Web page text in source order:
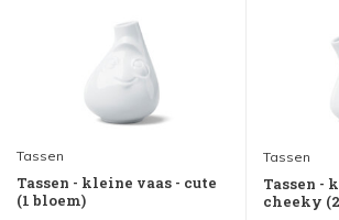
Tassen
Tassen - kleine vaas - cute
(1 bloem)
Tassen
Tassen -
cheeky